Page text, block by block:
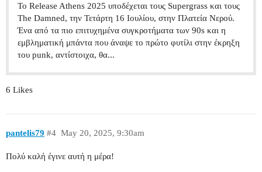
Το Release Athens 2025 υποδέχεται τους Supergrass και τους
The Damned, την Τετάρτη 16 Ιουλίου, στην Πλατεία Νερού.
Ένα από τα πιο επιτυχημένα συγκροτήματα των 90s και η
εμβληματική μπάντα που άναψε το πρώτο φυτίλι στην έκρηξη
του punk, αντίστοιχα, θα...
6 Likes
pantelis79 May 20, 2025, 9:30am
#4
Πολύ καλή έγινε αυτή η μέρα!